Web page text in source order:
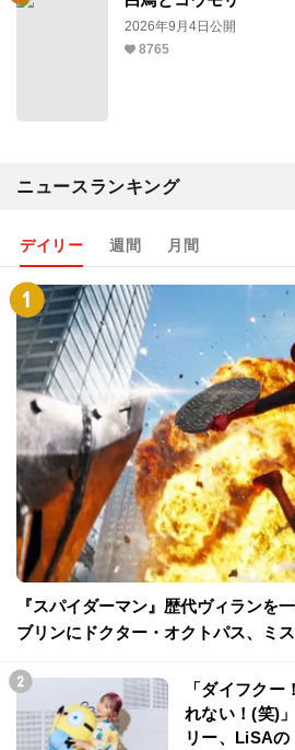
2026年9月4日公開
8765
ニュースランキング
デイリー 週間 月間
『スパイダーマン』歴代ヴィランを
ブリンにドクター・オクトパス、ミ
「ダイフク
れない！(笑)
リー、LiSAの